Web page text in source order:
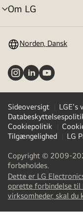
Om LG
skift
Norden, Dansk
Sideoversigt
LGE's
Cookiepolitik
Tilgængelighed
LG
Copyright © 2009-
forbeholdes.
Dette er LG
oprette forbindelse til
virksomheder, skal du